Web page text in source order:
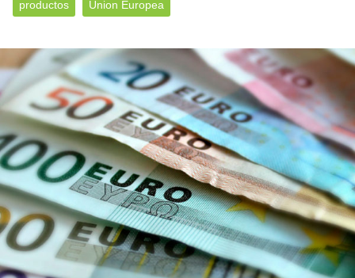
productos Union Europea